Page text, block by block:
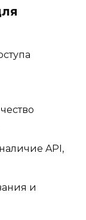
наличие API,
и